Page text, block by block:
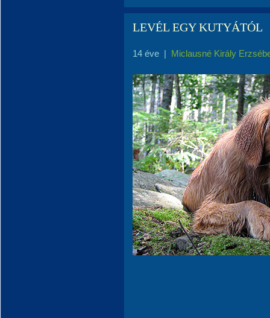
LEVÉL EGY KUTYÁTÓL
14 éve | Miclausné Király